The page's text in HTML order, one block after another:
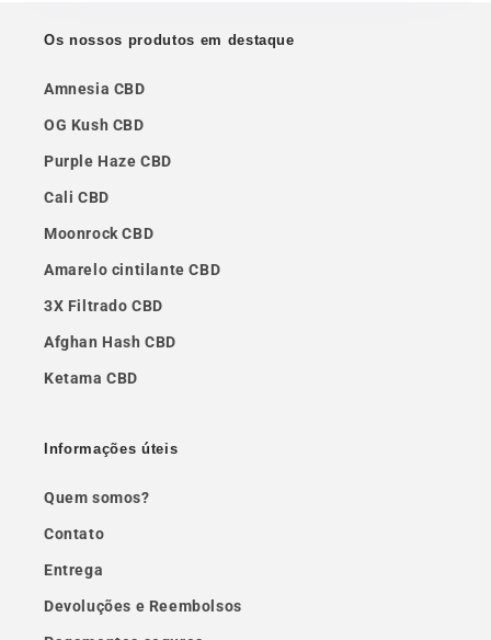
Os nossos produtos em destaque
Amnesia CBD
OG Kush CBD
Purple Haze CBD
Cali CBD
Moonrock CBD
Amarelo cintilante CBD
3X Filtrado CBD
Afghan Hash CBD
Ketama CBD
Informações úteis
Quem somos?
Contato
Entrega
Devoluções e Reembolsos